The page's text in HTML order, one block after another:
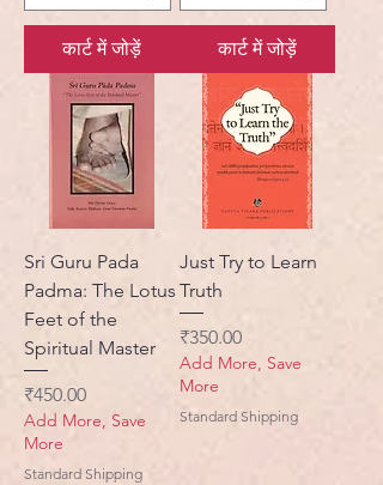
कार्ट में जोड़ें कार्ट में जोड़ें
Sri Guru Pada
Padma: The Lotus
Feet of the
Spiritual Master
मूल्य
₹450.00
Add More, Save
More
Standard Shipping
Just Try to Learn
Truth
मूल्य
₹350.00
Add More, Save
More
Standard Shipping